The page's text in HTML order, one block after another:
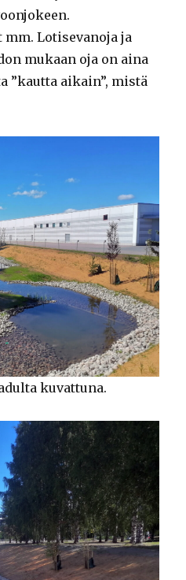
Lotisevanoja ja
mukaan oja on aina
”kautta aikain”, mistä
kuvattuna.